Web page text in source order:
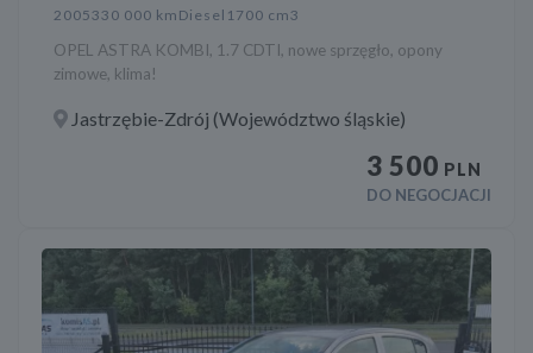
2005330 000 km Diesel 1700 cm3
OPEL ASTRA KOMBI, 1.7 CDTI, nowe sprzęgło, opony
zimowe, klima!
Jastrzębie-Zdrój (Województwo śląskie)
3 500 PLN
DO NEGOCJACJI